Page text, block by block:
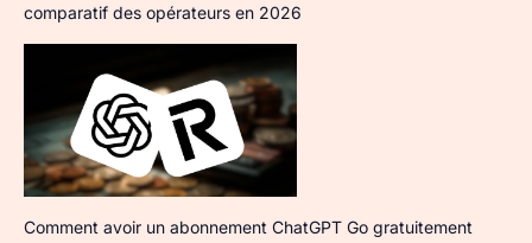
comparatif des opérateurs en 2026
Comment avoir un abonnement ChatGPT Go gratuitement